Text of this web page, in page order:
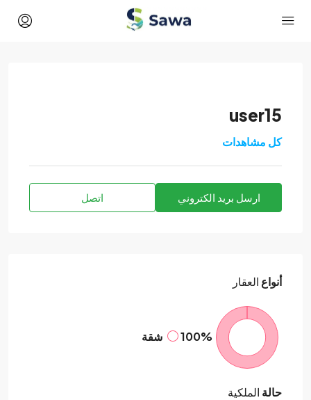
user15
كل مشاهدات
ارسل بريد الكتروني اتصل
أنواع العقار
100% شقة
حالة الملكية